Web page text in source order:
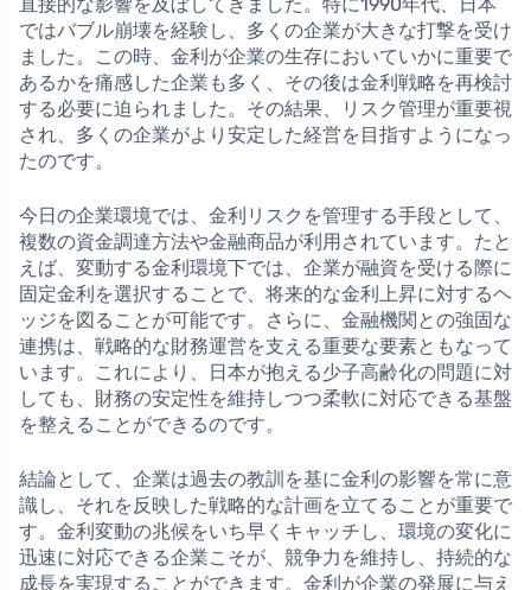
直接的な影響を及ぼしてきました。特に1990年代、日本
ではバブル崩壊を経験し、多くの企業が大きな打撃を受け
ました。この時、金利が企業の生存においていかに重要で
あるかを痛感した企業も多く、その後は金利戦略を再検討
する必要に迫られました。その結果、リスク管理が重要視
され、多くの企業がより安定した経営を目指すようになっ
たのです。
今日の企業環境では、金利リスクを管理する手段として、
複数の資金調達方法や金融商品が利用されています。たと
えば、変動する金利環境下では、企業が融資を受ける際に
固定金利を選択することで、将来的な金利上昇に対するヘ
ッジを図ることが可能です。さらに、金融機関との強固な
連携は、戦略的な財務運営を支える重要な要素ともなって
います。これにより、日本が抱える少子高齢化の問題に対
しても、財務の安定性を維持しつつ柔軟に対応できる基盤
を整えることができるのです。
結論として、企業は過去の教訓を基に金利の影響を常に意
識し、それを反映した戦略的な計画を立てることが重要で
す。金利変動の兆候をいち早くキャッチし、環境の変化に
迅速に対応できる企業こそが、競争力を維持し、持続的な
成長を実現することができます。金利が企業の発展に与え